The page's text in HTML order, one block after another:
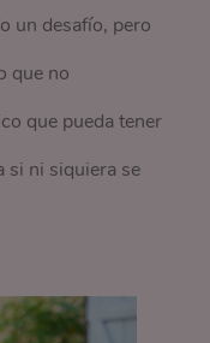
un desafío, pero
que no
que pueda tener
si ni siquiera se